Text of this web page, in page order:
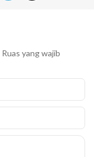
Ruas yang wajib